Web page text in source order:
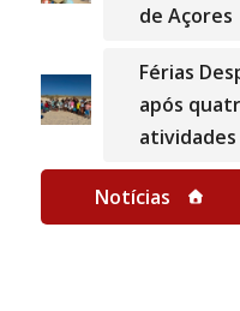
de
Férias
após
atividades
Notícias